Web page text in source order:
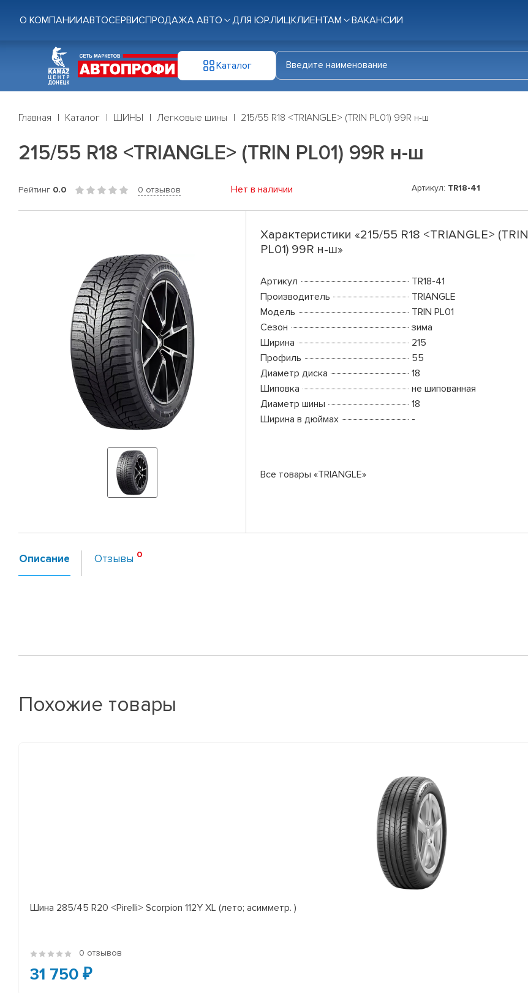
О КОМПАНИИАВТОСЕРВИСПРОДАЖА АВТО ДЛЯ ЮР.ЛИЦКЛИЕНТАМ ВАКАНСИИ
Каталог
Главная Каталог ШИНЫ Легковые шины 215/55 R18 <TRIANGLE> (TRIN PL01) 99R н-ш
215/55 R18 <TRIANGLE> (TRIN PL01) 99R н-ш
Рейтинг 0.0 0 отзывов Нет в наличии Артикул: TR18-41
Характеристики «215/55 R18 <TRIANGLE> (TRIN
PL01) 99R н-ш»
Артикул
TR18-41
Производитель
TRIANGLE
Модель
TRIN PL01
Сезон
зима
Ширина
215
Профиль
55
Диаметр диска
18
Шиповка
не шипованная
Диаметр шины
18
Ширина в дюймах
-
Все товары «TRIANGLE»
Описание Отзывы
Похожие товары
Шина 285/45 R20 <Pirelli> Scorpion 112Y XL (лето; асимметр. )
0 отзывов
31 750 ₽